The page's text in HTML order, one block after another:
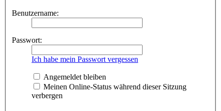
Benutzername:
Passwort:
Ich habe mein Passwort vergessen
Angemeldet bleiben
Meinen Online-Status während dieser Sitzung
verbergen